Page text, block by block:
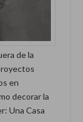
de la
en
decorar la
Una Casa